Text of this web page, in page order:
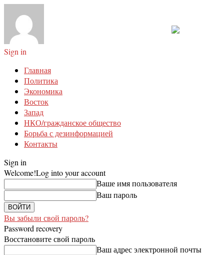
Sign in
Главная
Политика
Экономика
Восток
Запад
НКО/гражданское общество
Борьба с дезинформацией
Контакты
Sign in
Welcome!Log into your account
Ваше имя пользователя
Ваш пароль
Вы забыли свой пароль?
Password recovery
Восстановите свой пароль
Ваш адрес электронной почты